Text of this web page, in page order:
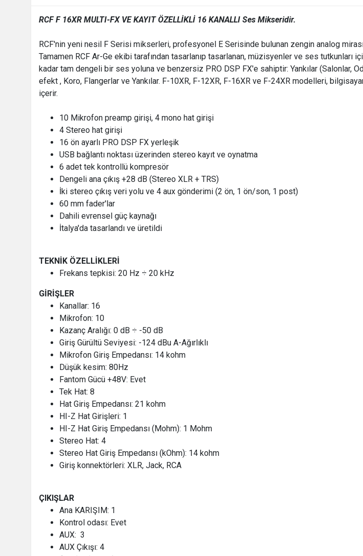
RCF F 16XR MULTI-FX VE KAYIT ÖZELLİKLİ 16 KANALLI Ses Mikseridir.
RCF'nin yeni nesil F Serisi mikserleri, profesyonel E Serisinde bulunan zengin analog
Tamamen RCF Ar-Ge ekibi tarafından tasarlanıp tasarlanan, müzisyenler ve ses
kadar tam dengeli bir ses yoluna ve benzersiz PRO DSP FX'e sahiptir: Yankılar (Salonlar,
efekt , Koro, Flangerlar ve Yankılar. F-10XR, F-12XR, F-16XR ve F-24XR modelleri,
içerir.
10 Mikrofon preamp girişi, 4 mono hat girişi
4 Stereo hat girişi
16 ön ayarlı PRO DSP FX yerleşik
USB bağlantı noktası üzerinden stereo kayıt ve oynatma
6 adet tek kontrollü kompresör
Dengeli ana çıkış +28 dB (Stereo XLR + TRS)
İki stereo çıkış veri yolu ve 4 aux gönderimi (2 ön, 1 ön/son, 1 post)
60 mm fader'lar
Dahili evrensel güç kaynağı
İtalya'da tasarlandı ve üretildi
TEKNİK ÖZELLİKLERİ
Frekans tepkisi: 20 Hz ÷ 20 kHz
GİRİŞLER
Kanallar: 16
Mikrofon: 10
Kazanç Aralığı: 0 dB ÷ -50 dB
Giriş Gürültü Seviyesi: -124 dBu A-Ağırlıklı
Mikrofon Giriş Empedansı: 14 kohm
Düşük kesim: 80Hz
Fantom Gücü +48V: Evet
Tek Hat: 8
Hat Giriş Empedansı: 21 kohm
HI-Z Hat Girişleri: 1
HI-Z Hat Giriş Empedansı (Mohm): 1 Mohm
Stereo Hat: 4
Stereo Hat Giriş Empedansı (kOhm): 14 kohm
Giriş konnektörleri: XLR, Jack, RCA
ÇIKIŞLAR
Ana KARIŞIM: 1
Kontrol odası: Evet
AUX: 3
AUX Çıkışı: 4